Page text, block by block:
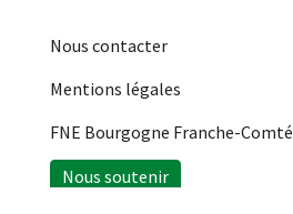
Nous contacter
Mentions légales
FNE Bourgogne Franche-Comté
Nous soutenir